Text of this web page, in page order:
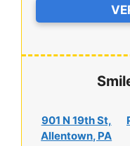
901 N 19th St,
Allentown, PA